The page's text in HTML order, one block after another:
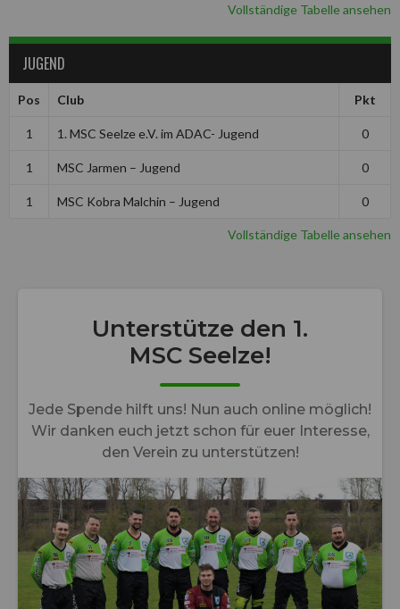
Vollständige Tabelle ansehen
JUGEND
Pos Club Pkt
1 1. MSC Seelze e.V. im ADAC- Jugend 0
1 MSC Jarmen – Jugend 0
1 MSC Kobra Malchin – Jugend 0
Vollständige Tabelle ansehen